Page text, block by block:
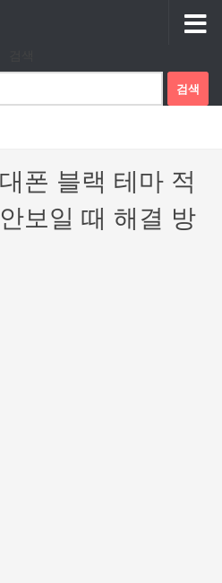
:
폰 블랙 테마 적
보일 때 해결 방